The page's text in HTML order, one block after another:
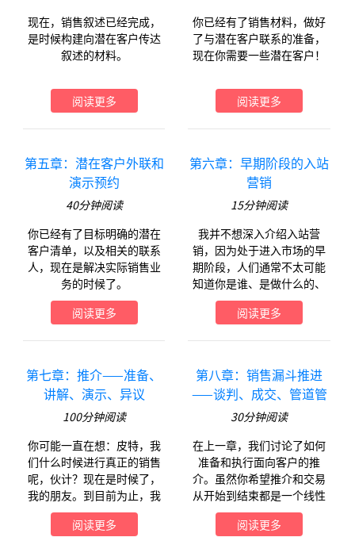
现在，销售叙述已经完成，
是时候构建向潜在客户传达
叙述的材料。
阅读更多
你已经有了销售材料，做好
了与潜在客户联系的准备，
现在你需要一些潜在客户！
阅读更多
第五章：潜在客户外联和
演示预约
40分钟阅读
你已经有了目标明确的潜在
客户清单，以及相关的联系
人，现在是解决实际销售业
务的时候了。
阅读更多
第六章：早期阶段的入站
营销
15分钟阅读
我并不想深入介绍入站营
销，因为处于进入市场的早
期阶段，人们通常不太可能
知道你是谁、是做什么的、
以及他们是否需要你。
阅读更多
第七章：推介——准备、
讲解、演示、异议
100分钟阅读
你可能一直在想：皮特，我
们什么时候进行真正的销售
呢，伙计？现在是时候了，
我的朋友。到目前为止，我
们已经介绍了如何让你把故
事说清楚，并用销售资料把
阅读更多
第八章：销售漏斗推进
——谈判、成交、管道管
理
30分钟阅读
在上一章，我们讨论了如何
准备和执行面向客户的推
介。虽然你希望推介和交易
从开始到结束都是一个线性
过程，但事实远非如此。
阅读更多